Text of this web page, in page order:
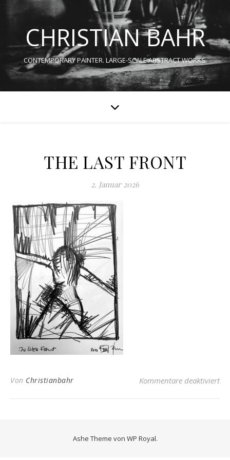
CHRISTIAN BAHR
CONTEMPORARY PAINTER. LARGE-SCALE ABSTRACT WORKS.
THE LAST FRONT
2. Januar 2026
Von Christianbahr Kommentare deaktiviertfür
Ashe Theme von WP Royal.